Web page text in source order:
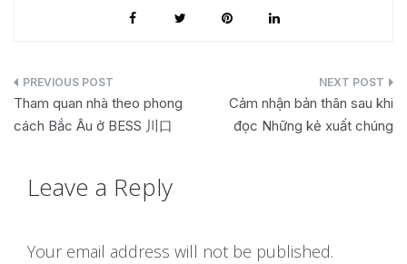
Post
navigation
Tham quan nhà theo phong
cách Bắc Âu ở BESS 川口
Cảm nhận bản thân sau khi
đọc Những kẻ xuất chúng
Leave a Reply
Your email address will not be published.